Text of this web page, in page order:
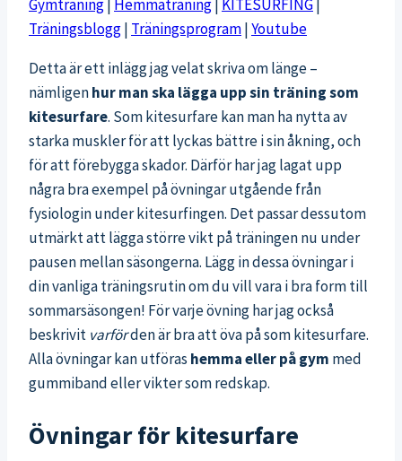
Gymträning| Hemmaträning| KITESURFING|
Träningsblogg| Träningsprogram|Youtube
Detta är ett inlägg jag velat skriva om länge –
nämligenhur man ska lägga upp sin träning som
kitesurfare. Som kitesurfare kan man ha nytta av
starka muskler för att lyckas bättre i sin åkning, och
för att förebygga skador. Därför har jag lagat upp
några bra exempel på övningar utgående från
fysiologin under kitesurfingen. Det passar dessutom
utmärkt att lägga större vikt på träningen nu under
pausen mellan säsongerna. Lägg in dessa övningar i
din vanliga träningsrutin om du vill vara i bra form till
sommarsäsongen! För varje övning har jag också
beskrivit varförden är bra att öva på som kitesurfare.
Alla övningar kan utföras hemma eller på gym med
gummiband eller vikter som redskap.
Övningar för kitesurfare